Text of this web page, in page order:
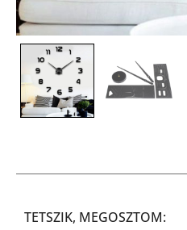
TETSZIK, MEGOSZTOM: